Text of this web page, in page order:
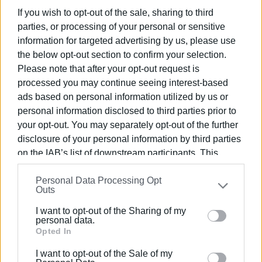
If you wish to opt-out of the sale, sharing to third
parties, or processing of your personal or sensitive
information for targeted advertising by us, please use
the below opt-out section to confirm your selection.
Please note that after your opt-out request is
processed you may continue seeing interest-based
ads based on personal information utilized by us or
personal information disclosed to third parties prior to
your opt-out. You may separately opt-out of the further
disclosure of your personal information by third parties
on the IAB’s list of downstream participants. This
information may also be disclosed by us to third parties
on theIAB’s List of Downstream Participants
that may
further disclose it to other third parties.
Please note that this website/app uses one or more
Google services and may gather and store information
behaviour. You may click to grant or deny consent to
Personal Data Processing Opt
Outs
I want to opt-out of the Sharing of my
personal data.
Opted In
I want to opt-out of the Sale of my
Πιανιστική συνοδεία: Μαριλένα Ελούλ
Καλλιτεχνική Διεύθυνση / Επιμέλεια: Δήμητρα
Καλογεροπούλου
Η τοποθεσία και η ώρα διεξαγωγής της συναυλίας, θα
ανακοινωθούν.
ΦΩΤΟ@ ΧΟΡΩΔΙΑ ΚΕΡΚΥΡΑΣ
Εμφανίσεις: 115
Συνδρομητές στο e-paper